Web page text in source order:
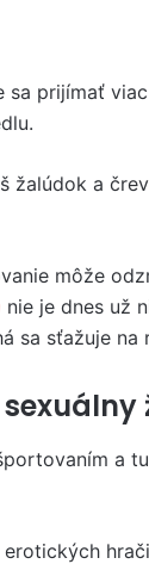
sa prijímať
žalúdok a
môže
nie je dnes už
sa sťažuje na
a